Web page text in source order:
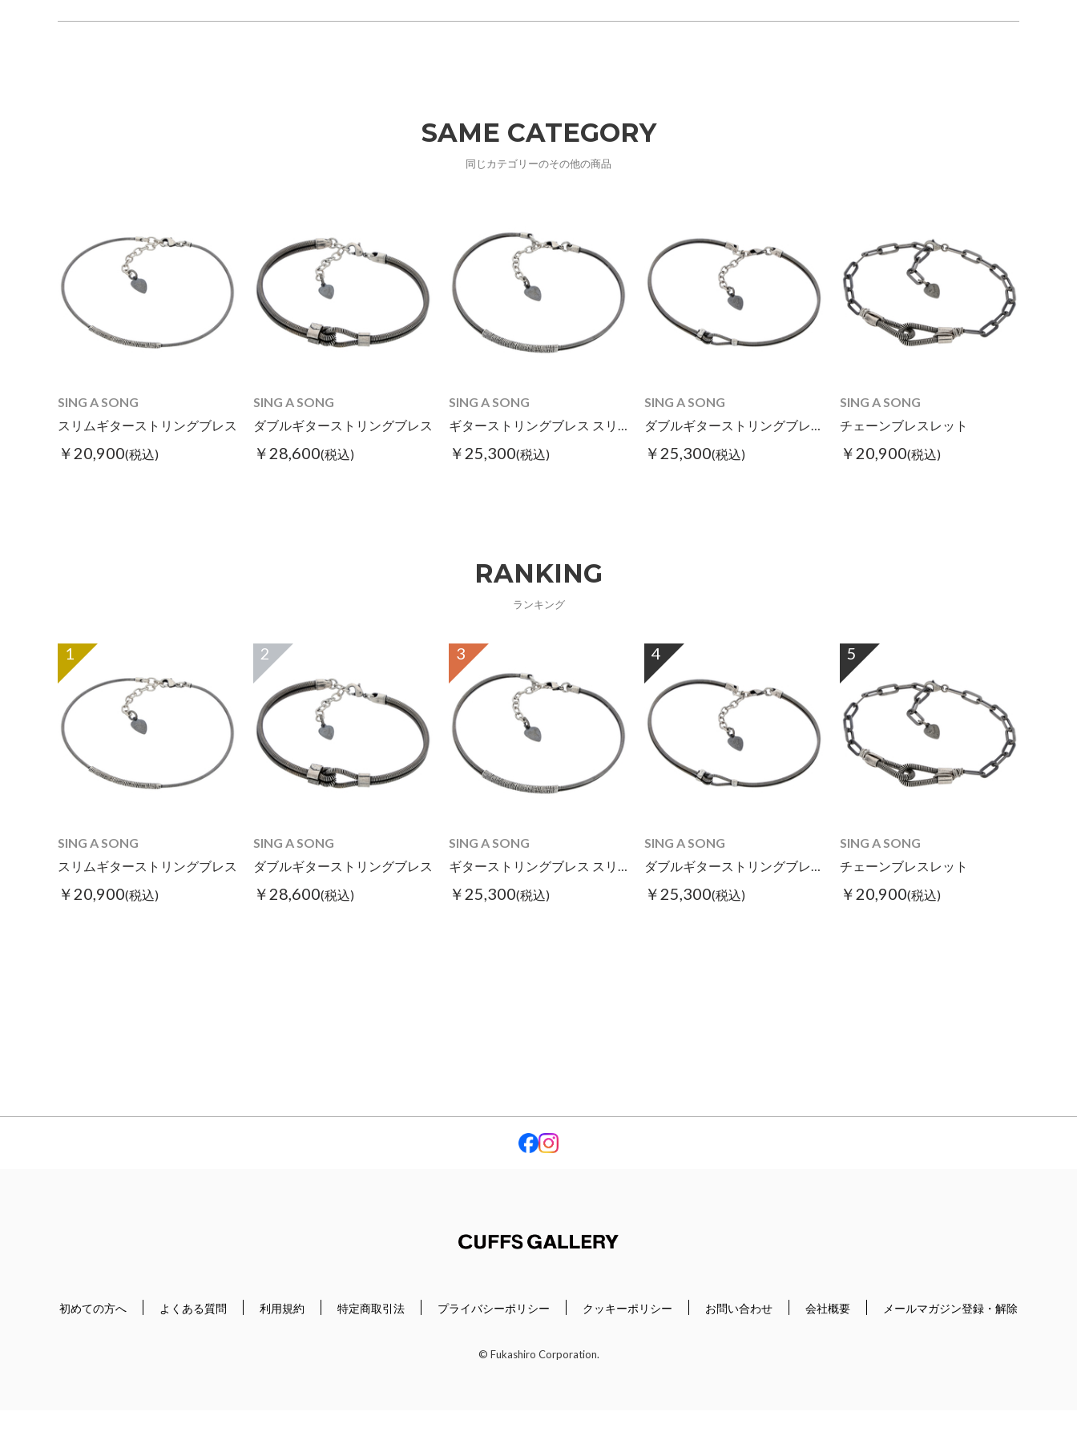
SAME CATEGORY
同じカテゴリーのその他の商品
SING A SONG
スリムギターストリングブレス
￥20,900(税込)
SING A SONG
ダブルギターストリングブレス
￥28,600(税込)
SING A SONG
ギターストリングブレス スリム
￥25,300(税込)
SING A SONG
ダブルギターストリングブレス スリム
￥25,300(税込)
SING A SONG
チェーンブレスレット
￥20,900(税込)
RANKING
ランキング
1
SING A SONG
スリムギターストリングブレス
￥20,900(税込)
2
SING A SONG
ダブルギターストリングブレス
￥28,600(税込)
3
SING A SONG
ギターストリングブレス スリム
￥25,300(税込)
4
SING A SONG
ダブルギターストリングブレス スリム
￥25,300(税込)
5
SING A SONG
チェーンブレスレット
￥20,900(税込)
初めての方へ よくある質問 利用規約 特定商取引法 プライバシーポリシー クッキーポリシー お問い合わせ 会社概要 メールマガジン登録・解除
© Fukashiro Corporation.